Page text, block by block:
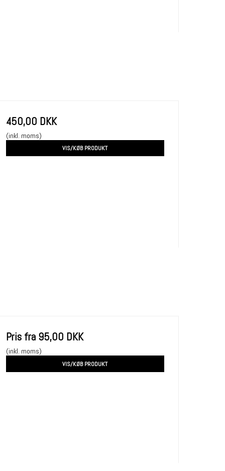
450,00 DKK
(inkl. moms)
VIS/KØB PRODUKT
Pris fra 95,00 DKK
(inkl. moms)
VIS/KØB PRODUKT